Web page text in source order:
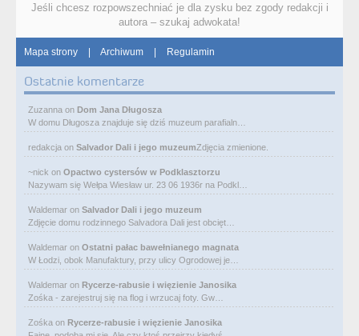
Jeśli chcesz rozpowszechniać je dla zysku bez zgody redakcji i
autora – szukaj adwokata!
Mapa strony | Archiwum | Regulamin
Ostatnie komentarze
Zuzanna on Dom Jana Długosza
W domu Długosza znajduje się dziś muzeum parafialn…
redakcja on Salvador Dali i jego muzeumZdjęcia zmienione.
~nick on Opactwo cystersów w Podklasztorzu
Nazywam się Wełpa Wiesław ur. 23 06 1936r na Podkl…
Waldemar on Salvador Dali i jego muzeum
Zdjęcie domu rodzinnego Salvadora Dali jest obcięt…
Waldemar on Ostatni pałac bawełnianego magnata
W Łodzi, obok Manufaktury, przy ulicy Ogrodowej je…
Waldemar on Rycerze-rabusie i więzienie Janosika
Zośka - zarejestruj się na flog i wrzucaj foty. Gw…
Zośka on Rycerze-rabusie i więzienie Janosika